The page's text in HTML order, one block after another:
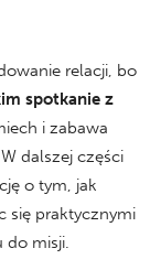
relacji, bo
spotkanie z
i zabawa
dalszej części
o tym, jak
się praktycznymi
do misji.